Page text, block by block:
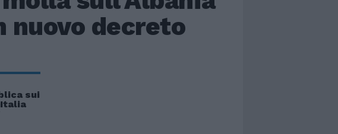
nuovo decreto
sui